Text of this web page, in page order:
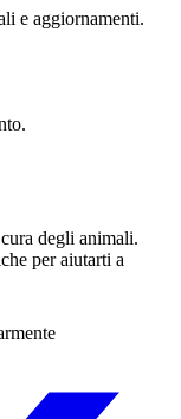
e aggiornamenti.
degli animali.
per aiutarti a